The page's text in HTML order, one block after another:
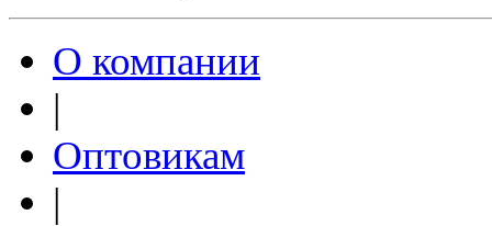
О компании
|
Оптовикам
|